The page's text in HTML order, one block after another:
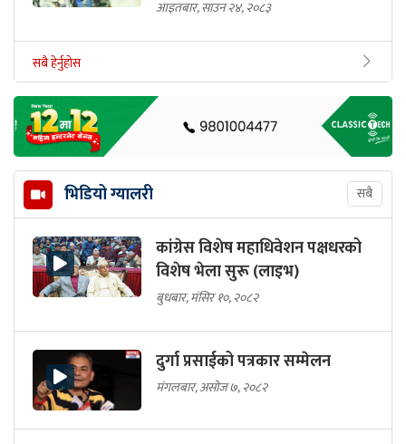
आइतबार, साउन २४, २०८३
सबै हेर्नुहोस
भिडियो ग्यालरी सबै
कांग्रेस विशेष महाधिवेशन पक्षधरको
विशेष भेला सुरू (लाइभ)
बुधबार, मंसिर १०, २०८२
दुर्गा प्रसाईको पत्रकार सम्मेलन
मंगलबार, असोज ७, २०८२